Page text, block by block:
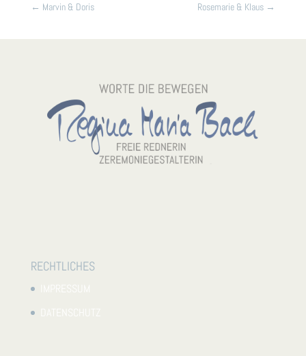
← Marvin & Doris Rosemarie & Klaus →
RECHTLICHES